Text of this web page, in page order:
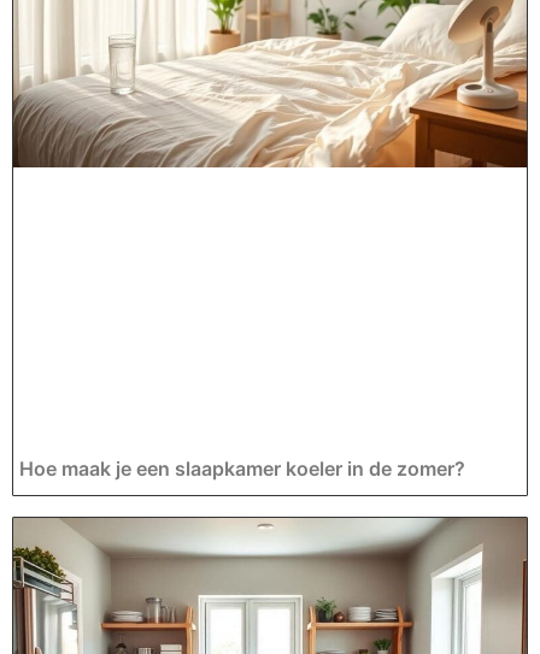
Hoe maak je een slaapkamer koeler in de zomer?